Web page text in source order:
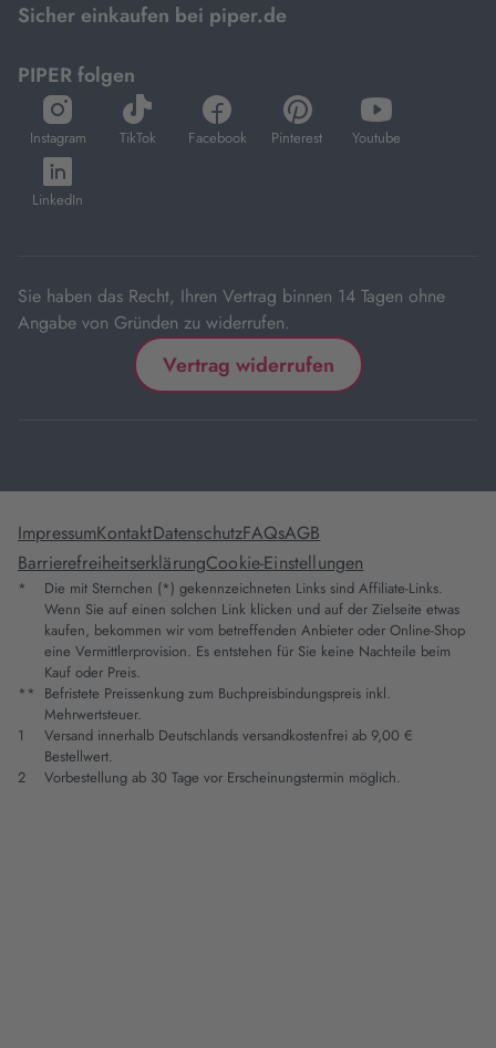
Sicher einkaufen bei piper.de
PIPER folgen
Instagram
öffnet
in
neuem
Tab
TikTok
öffnet
in
Facebook
öffnet
in
Pinterest
öffnet
in
Youtube
öffnet
in
LinkedIn
öffnet
in
Sie haben das Recht, Ihren Vertrag binnen 14 Tagen ohne
Angabe von Gründen zu widerrufen.
Vertrag widerrufen
ImpressumKontaktDatenschutzFAQsAGB
BarrierefreiheitserklärungCookie-Einstellungen
*
Die mit Sternchen (*) gekennzeichneten Links sind Affiliate-Links.
Wenn Sie auf einen solchen Link klicken und auf der Zielseite etwas
kaufen, bekommen wir vom betreffenden Anbieter oder Online-Shop
eine Vermittlerprovision. Es entstehen für Sie keine Nachteile beim
Kauf oder Preis.
** Befristete Preissenkung zum Buchpreisbindungspreis inkl.
Mehrwertsteuer.
1
Versand innerhalb Deutschlands versandkostenfrei ab 9,00 €
Bestellwert.
2
Vorbestellung ab 30 Tage vor Erscheinungstermin möglich.